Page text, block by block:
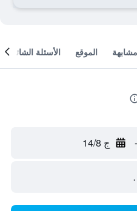
الموقع الأسئلة الشائعة
- ج 14/8